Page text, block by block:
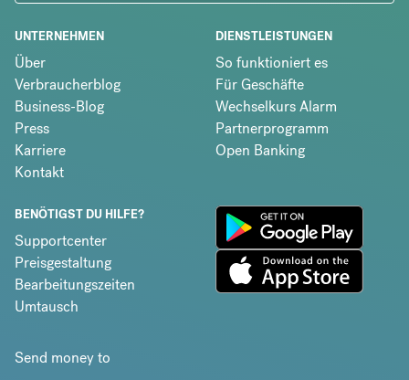
UNTERNEHMEN
Über
Verbraucherblog
Business-Blog
Press
Karriere
Kontakt
DIENSTLEISTUNGEN
So funktioniert es
Für Geschäfte
Wechselkurs Alarm
Partnerprogramm
Open Banking
BENÖTIGST DU HILFE?
Supportcenter
Preisgestaltung
Bearbeitungszeiten
Umtausch
Send money to